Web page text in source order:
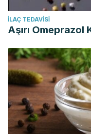
İLAÇ TEDAVISI
Aşırı Omeprazol